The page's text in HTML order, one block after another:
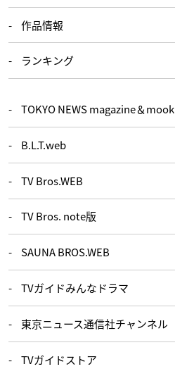
作品情報
ランキング
TOKYO NEWS magazine＆mook
B.L.T.web
TV Bros.WEB
TV Bros. note版
SAUNA BROS.WEB
TVガイドみんなドラマ
東京ニュース通信社チャンネル
TVガイドストア